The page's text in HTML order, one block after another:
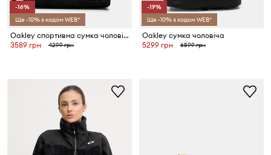
-16%
Ще -10% з кодом WEB*
Oakley спортивна сумка чоловіча
3589 грн
4299 грн
-19%
Ще -10% з кодом WEB*
Oakley сумка чоловіча
5299 грн
6599 грн